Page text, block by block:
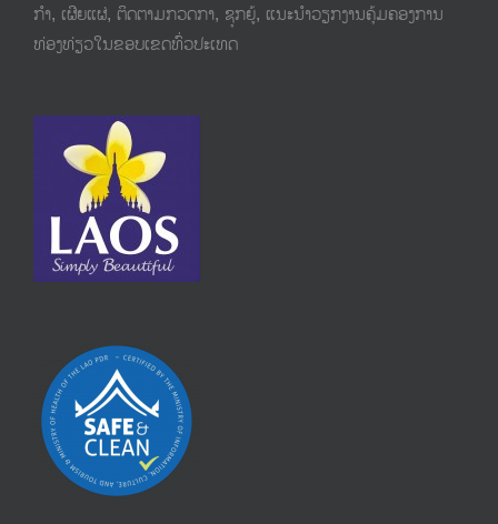
ກຳ,​ ເຜີຍແຜ່, ຕິດຕາມກວດກາ, ຊຸກຍູ້, ແນະນຳວຽກງານຄຸ້ມຄອງການ
ທ່ອງທ່ຽວໃນຂອບເຂດທົ່ວປະເທດ